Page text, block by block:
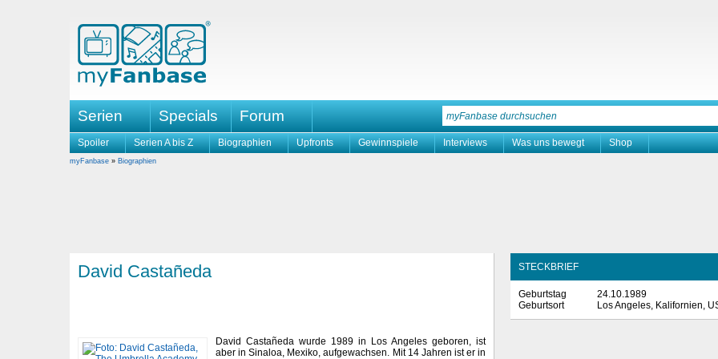
Serien Specials Forum
Spoiler Serien A bis Z Biographien Upfronts Gewinnspiele Interviews Was uns bewegt Shop
myFanbase » Biographien
David Castañeda
David Castañeda wurde 1989 in Los Angeles geboren, ist
aber in Sinaloa, Mexiko, aufgewachsen. Mit 14 Jahren ist er in
STECKBRIEF
Geburtstag
24.10.1989
Geburtsort
Los Angeles, Kalifornien,